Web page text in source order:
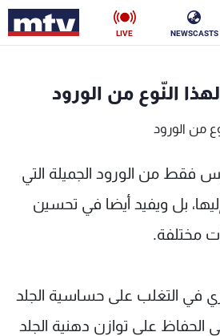
NEWSCASTS
LIVE
النّوع من الورود
فقط من الورود الجميلة التي
بل ويفيد أيضا في تحسين
مختلفة.
في التغلب على حساسية الجلد
الحفاظ على توازن دهنية الجلد
فن